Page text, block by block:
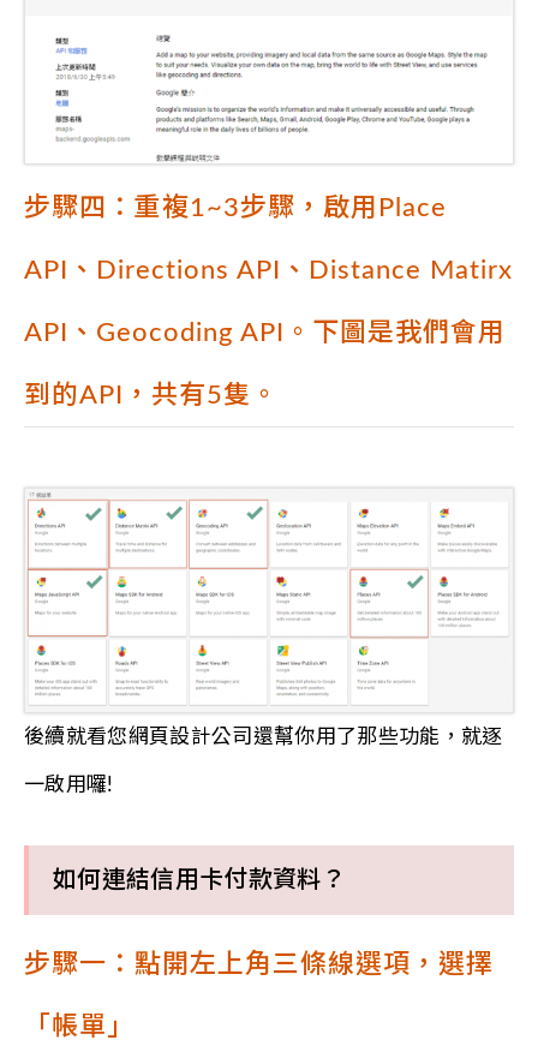
步驟四：重複1~3步驟，啟用Place
API、Directions API、Distance Matirx
API、Geocoding API。下圖是我們會用
到的API，共有5隻。
後續就看您網頁設計公司還幫你用了那些功能，就逐
一啟用囉!
如何連結信用卡付款資料？
步驟一：點開左上角三條線選項，選擇
「帳單」